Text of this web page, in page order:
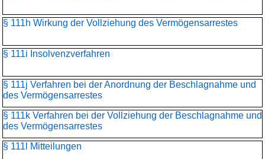
§ 111h Wirkung der Vollziehung des Vermögensarrestes
§ 111i Insolvenzverfahren
§ 111j Verfahren bei der Anordnung der Beschlagnahme und
des Vermögensarrestes
§ 111k Verfahren bei der Vollziehung der Beschlagnahme und
des Vermögensarrestes
§ 111l Mitteilungen